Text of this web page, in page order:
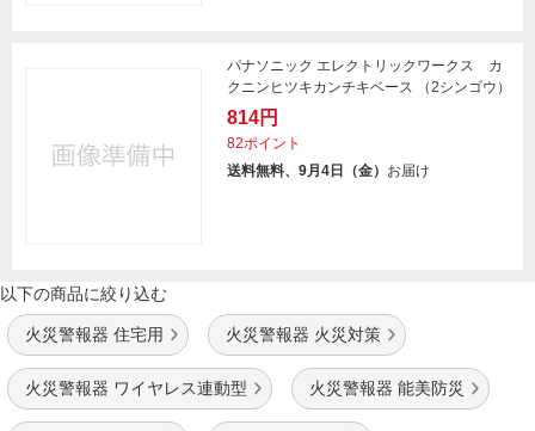
パナソニック エレクトリックワークス カ
クニンヒツキカンチキベース （2シンゴウ）
814円
82ポイント
送料無料、9月4日（金） お届け
以下の商品に絞り込む
火災警報器 住宅用 火災警報器 火災対策
火災警報器 ワイヤレス連動型 火災警報器 能美防災